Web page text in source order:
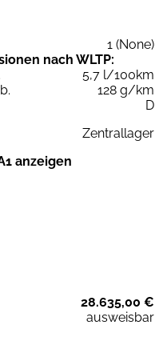
1 (None)
nach WLTP:
5,7 l/100km
128 g/km
D
Zentrallager
anzeigen
28.635,00 €
ausweisbar